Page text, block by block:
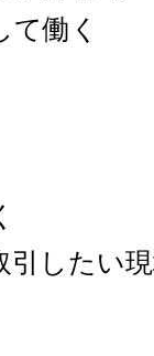
働く
引したい